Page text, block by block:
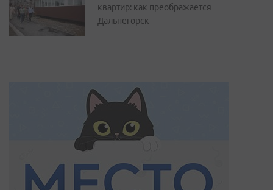
квартир: как преображается
Дальнегорск